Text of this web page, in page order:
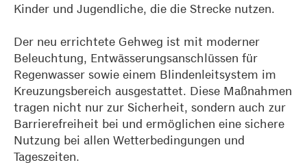
Kinder und Jugendliche, die die Strecke nutzen.
Der neu errichtete Gehweg ist mit moderner
Beleuchtung, Entwässerungsanschlüssen für
Regenwasser sowie einem Blindenleitsystem im
Kreuzungsbereich ausgestattet. Diese Maßnahmen
tragen nicht nur zur Sicherheit, sondern auch zur
Barrierefreiheit bei und ermöglichen eine sichere
Nutzung bei allen Wetterbedingungen und
Tageszeiten.